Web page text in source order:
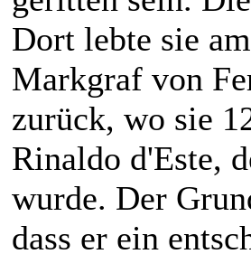
Dort lebte sie
Markgraf von
zurück, wo sie
Rinaldo d'Este,
wurde. Der
dass er ein